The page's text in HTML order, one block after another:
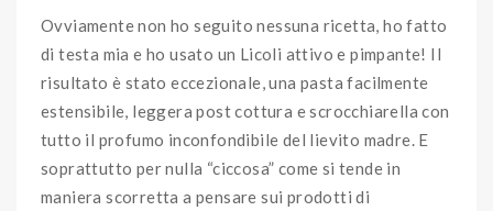
Ovviamente non ho seguito nessuna ricetta, ho fatto
di testa mia e ho usato un Licoli attivo e pimpante! Il
risultato è stato eccezionale, una pasta facilmente
estensibile, leggera post cottura e scrocchiarella con
tutto il profumo inconfondibile del lievito madre. E
soprattutto per nulla “ciccosa” come si tende in
maniera scorretta a pensare sui prodotti di